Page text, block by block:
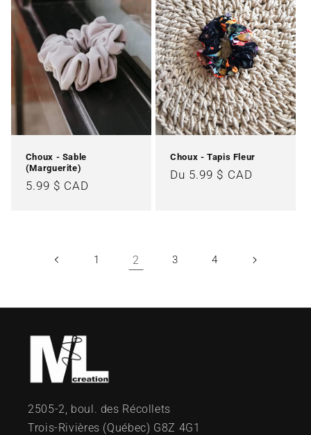
Choux - Sable
(Marguerite)
Prix
5.99 $ CAD
Choux - Tapis Fleur
Prix
Du 5.99 $ CAD
1 2 3 4
2505-2, boul. des Récollets
Trois-Rivières (Québec) G8Z 4G1